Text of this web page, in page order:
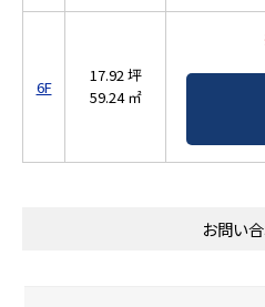
6F
17.92 坪
59.24 ㎡
お問い